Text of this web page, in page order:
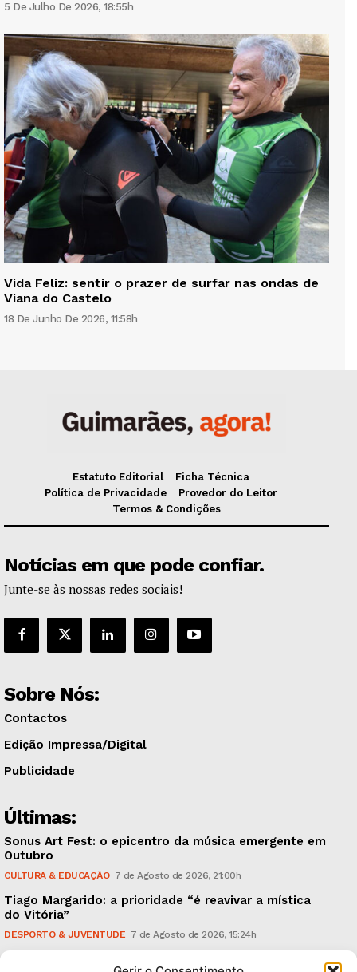
5 De Julho De 2026, 18:55h
Vida Feliz: sentir o prazer de surfar nas ondas de
Viana do Castelo
18 De Junho De 2026, 11:58h
Estatuto Editorial
Ficha Técnica
Política de Privacidade
Provedor do Leitor
Termos & Condições
Notícias em que pode confiar.
Junte-se às nossas redes sociais!
Sobre Nós:
Contactos
Edição Impressa/Digital
Publicidade
Últimas:
Sonus Art Fest: o epicentro da música emergente em
Outubro
CULTURA & EDUCAÇÃO 7 de Agosto de 2026, 21:00h
Tiago Margarido: a prioridade “é reavivar a mística
do Vitória”
DESPORTO & JUVENTUDE 7 de Agosto de 2026, 15:24h